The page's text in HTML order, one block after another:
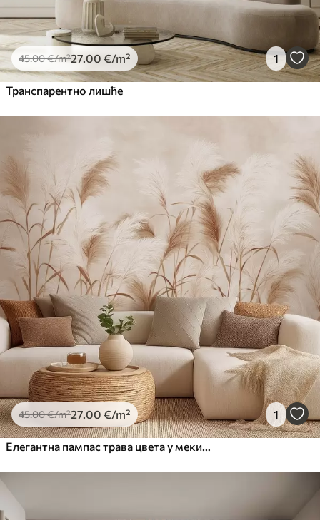
45.00€/m²27.00 €/m² 1
Транспарентно лишће
45.00€/m²27 .00 €/m² 1